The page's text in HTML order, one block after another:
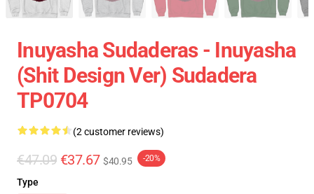
Inuyasha Sudaderas - Inuyasha
(shit Design Ver) Sudadera
TP0704
(2 customer reviews)
€47.09 €37.67 $40.95 -20%
Type